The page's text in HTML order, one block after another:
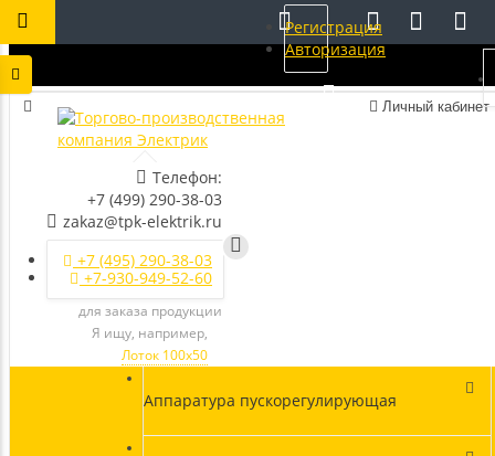
Личный кабинет
Телефон:
+7 (499) 290-38-03
zakaz@tpk-elektrik.ru
+7 (495) 290-38-03
+7-930-949-52-60
для заказа продукции
Я ищу, например,
Лоток 100х50
Аппаратура пускорегулирующая
Регистрация
Авторизация